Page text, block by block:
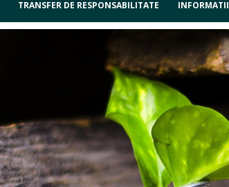
TRANSFER DE RESPONSABILITATE INFORMATII